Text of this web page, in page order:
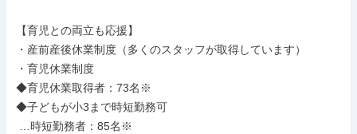
【育児との両立も応援】
・産前産後休業制度（多くのスタッフが取得しています）
・育児休業制度
◆育児休業取得者：73名※
◆子どもが小3まで時短勤務可